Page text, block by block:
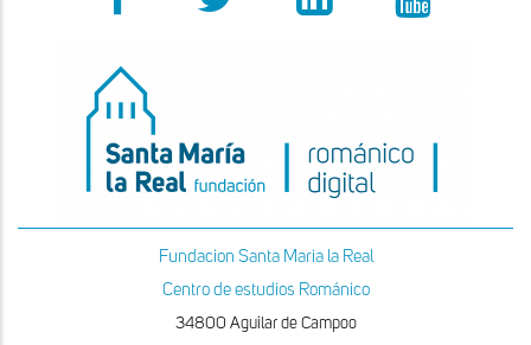
Fundacion Santa Maria la Real
Centro de estudios Románico
34800 Aguilar de Campoo